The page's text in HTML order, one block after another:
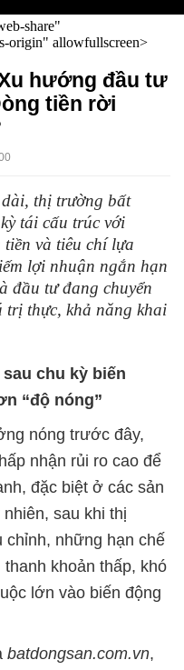
share"
origin" allowfullscreen>
hướng đầu tư
tiền rời
thị trường bất
tái cấu trúc với
và tiêu chí lựa
lợi nhuận ngắn hạn
đầu tư đang chuyển
trị thực, khả năng khai
chu kỳ biến
“độ nóng”
nóng trước đây,
nhận rủi ro cao để
đặc biệt ở các sản
sau khi thị
những hạn chế
khoản thấp, khó
lớn vào biến động
batdongsan.com.vn,